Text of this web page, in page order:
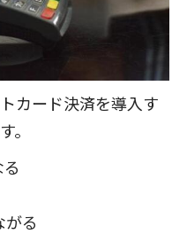
カード決済を導入す
。
る